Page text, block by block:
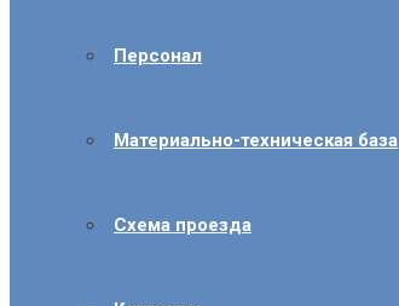
Персонал
Материально-техническая база
Схема проезда